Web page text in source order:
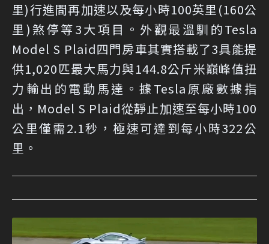
里)行進間再加速以及每小時100英里(160公
里)煞停等3大項目。外觀最溫馴的Tesla
Model S Plaid四門房車其實搭載了3具能提
供1,020匹最大馬力與144.8公斤米巔峰值扭
力輸出的電動馬達。據Tesla原廠數據指
出，Model S Plaid從靜止加速至每小時100
公里僅需2.1秒，極速可達到每小時322公
里。